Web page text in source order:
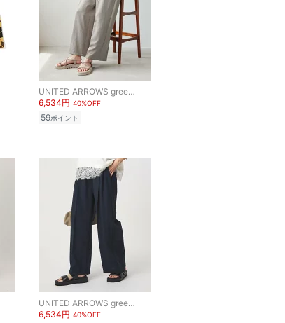
UNITED ARROWS green label relaxing
6,534円 40%OFF
59ポイント
UNITED ARROWS green label relaxing
6,534円 40%OFF